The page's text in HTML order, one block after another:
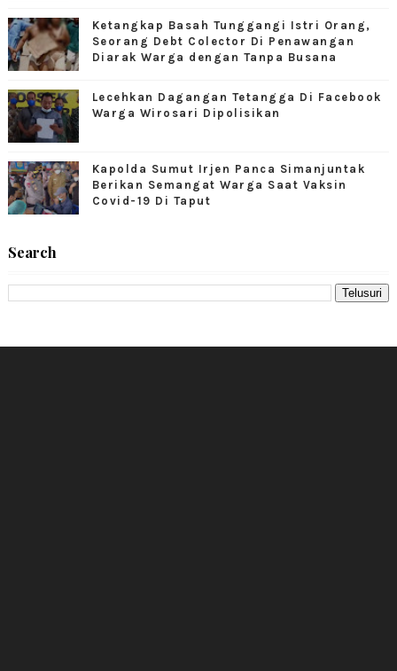
Ketangkap Basah Tunggangi Istri Orang,
Seorang Debt Colector Di Penawangan
Diarak Warga dengan Tanpa Busana
Lecehkan Dagangan Tetangga Di Facebook
Warga Wirosari Dipolisikan
Kapolda Sumut Irjen Panca Simanjuntak
Berikan Semangat Warga Saat Vaksin
Covid-19 Di Taput
Search